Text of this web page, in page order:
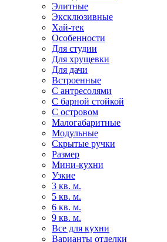
Элитные
Эксклюзивные
Хай-тек
Особенности
Для студии
Для хрущевки
Для дачи
Встроенные
С антресолями
С барной стойкой
С островом
Малогабаритные
Модульные
Скрытые ручки
Размер
Мини-кухни
Узкие
3 кв. м.
5 кв. м.
6 кв. м.
9 кв. м.
Все для кухни
Варианты отделки